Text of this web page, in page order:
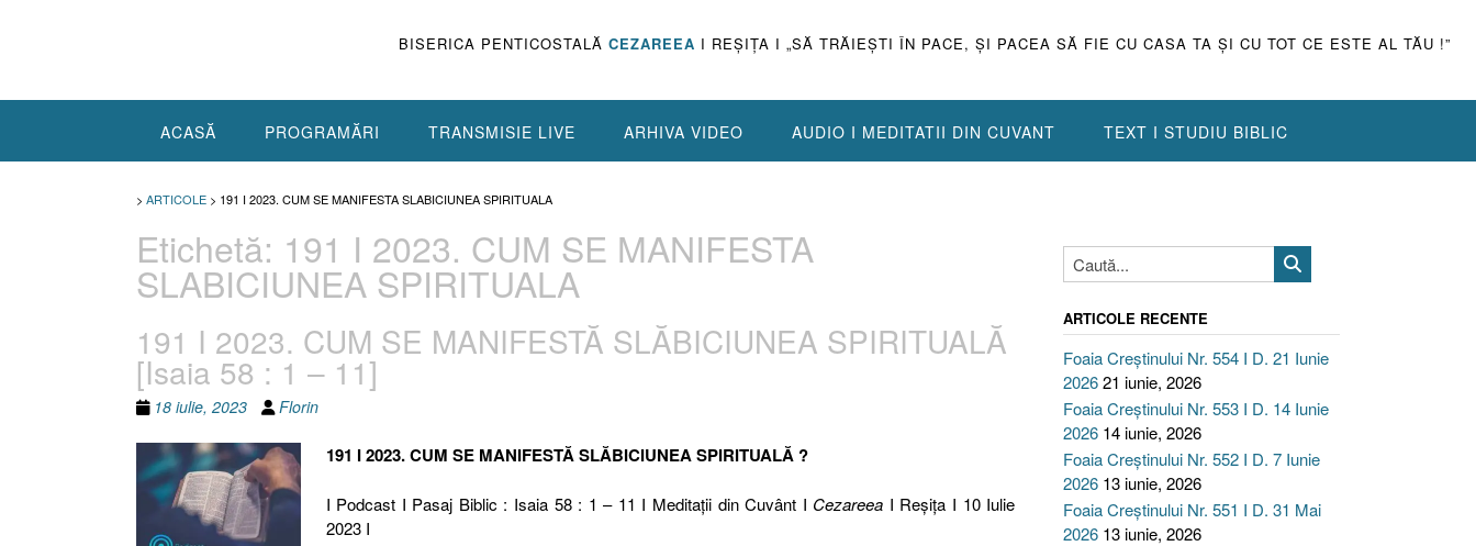
BISERICA PENTICOSTALĂ CEZAREEA I REŞIŢA I „SĂ TRĂIEŞTI ÎN PACE, ŞI PACEA SĂ FIE CU CASA TA ŞI CU TOT CE ESTE AL TĂU !”
ACASĂ PROGRAMĂRI TRANSMISIE LIVE ARHIVA VIDEO AUDIO I MEDITATII DIN CUVANT TEXT I STUDIU BIBLIC
> ARTICOLE > 191 I 2023. CUM SE MANIFESTA SLABICIUNEA SPIRITUALA
Etichetă: 191 I 2023. CUM SE MANIFESTA
SLABICIUNEA SPIRITUALA
191 I 2023. CUM SE MANIFESTĂ SLĂBICIUNEA SPIRITUALĂ
[Isaia 58 : 1 – 11]
18 iulie, 2023 Florin
191 I 2023. CUM SE MANIFESTĂ SLĂBICIUNEA SPIRITUALĂ ?
I Podcast I Pasaj Biblic : Isaia 58 : 1 – 11 I Meditaţii din Cuvânt I Cezareea I Reşiţa I 10 Iulie
2023 I
ARTICOLE RECENTE
Foaia Creștinului Nr. 554 I D. 21 Iunie
202621 iunie, 2026
Foaia Creștinului Nr. 553 I D. 14 Iunie
2026 14 iunie, 2026
Foaia Creștinului Nr. 552 I D. 7 Iunie
2026 13 iunie, 2026
Foaia Creștinului Nr. 551 I D. 31 Mai
2026 13 iunie, 2026